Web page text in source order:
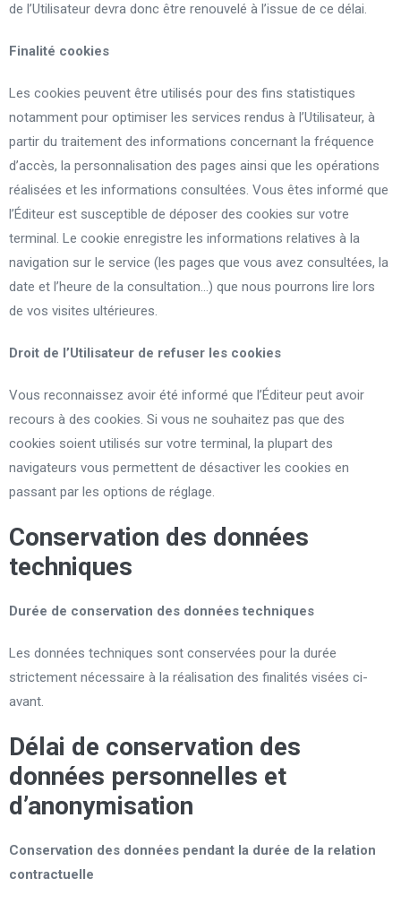
de l’Utilisateur devra donc être renouvelé à l’issue de ce délai.
Finalité cookies
Les cookies peuvent être utilisés pour des fins statistiques
notamment pour optimiser les services rendus à l’Utilisateur, à
partir du traitement des informations concernant la fréquence
d’accès, la personnalisation des pages ainsi que les opérations
réalisées et les informations consultées. Vous êtes informé que
l’Éditeur est susceptible de déposer des cookies sur votre
terminal. Le cookie enregistre les informations relatives à la
navigation sur le service (les pages que vous avez consultées, la
date et l’heure de la consultation…) que nous pourrons lire lors
de vos visites ultérieures.
Droit de l’Utilisateur de refuser les cookies
Vous reconnaissez avoir été informé que l’Éditeur peut avoir
recours à des cookies. Si vous ne souhaitez pas que des
cookies soient utilisés sur votre terminal, la plupart des
navigateurs vous permettent de désactiver les cookies en
passant par les options de réglage.
Conservation des données
techniques
Durée de conservation des données techniques
Les données techniques sont conservées pour la durée
strictement nécessaire à la réalisation des finalités visées ci-
avant.
Délai de conservation des
données personnelles et
d’anonymisation
Conservation des données pendant la durée de la relation
contractuelle